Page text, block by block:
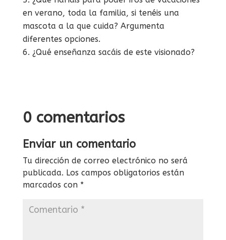
en verano, toda la familia, si tenéis una
mascota a la que cuida? Argumenta
diferentes opciones.
¿Qué enseñanza sacáis de este visionado?
0 comentarios
Enviar un comentario
Tu dirección de correo electrónico no será
publicada. Los campos obligatorios están
marcados con *